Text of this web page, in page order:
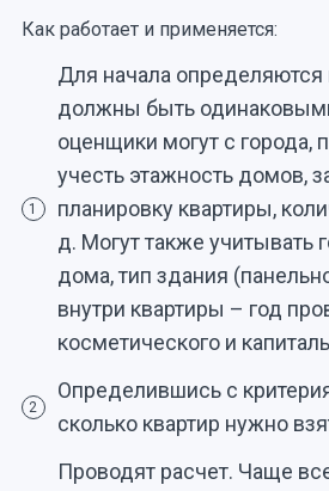
Как работает и применяется:
1
Для начала определяются
должны быть
оценщики могут с города,
учесть этажность домов,
планировку квартиры,
д. Могут также учитывать
дома, тип здания
внутри квартиры – год
косметического и
2
Определившись с
сколько квартир нужно
Проводят расчет. Чаще